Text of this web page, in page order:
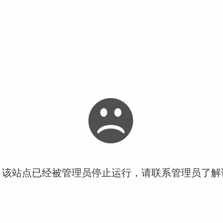
站点已经被管理员停止运行，请联系管理员了